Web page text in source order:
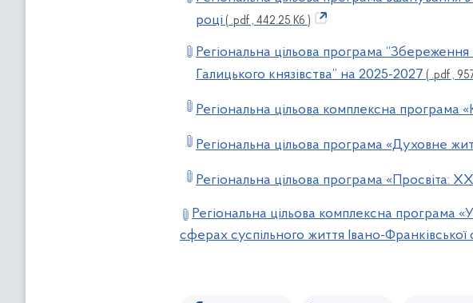
році ( .pdf , 442.25 Кб )
Регіональна цільова програма “Збереження
Галицького князівства” на 2025-2027 ( .pdf ,
Регіональна цільова комплексна
Регіональна цільова програма «Духовне
Регіональна цільова програма «Просвіта:
Регіональна цільова комплексна програма
сферах суспільного життя Івано-